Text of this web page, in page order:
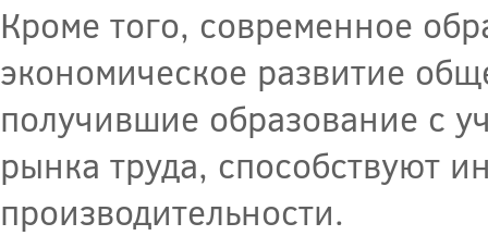
Кроме того, современное
экономическое развитие
получившие образование с
рынка труда, способствуют
производительности.